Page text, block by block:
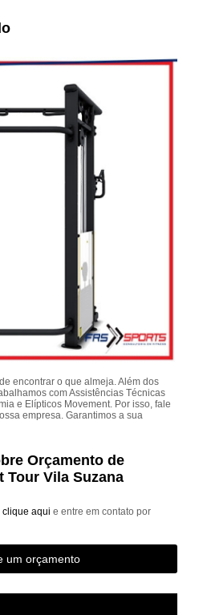
encontrar o que almeja. Além dos
com Assistências Técnicas
e Elípticos Movement. Por isso, fale
empresa. Garantimos a sua
Orçamento de
Tour Vila Suzana
clique aqui e entre em contato por
um orçamento